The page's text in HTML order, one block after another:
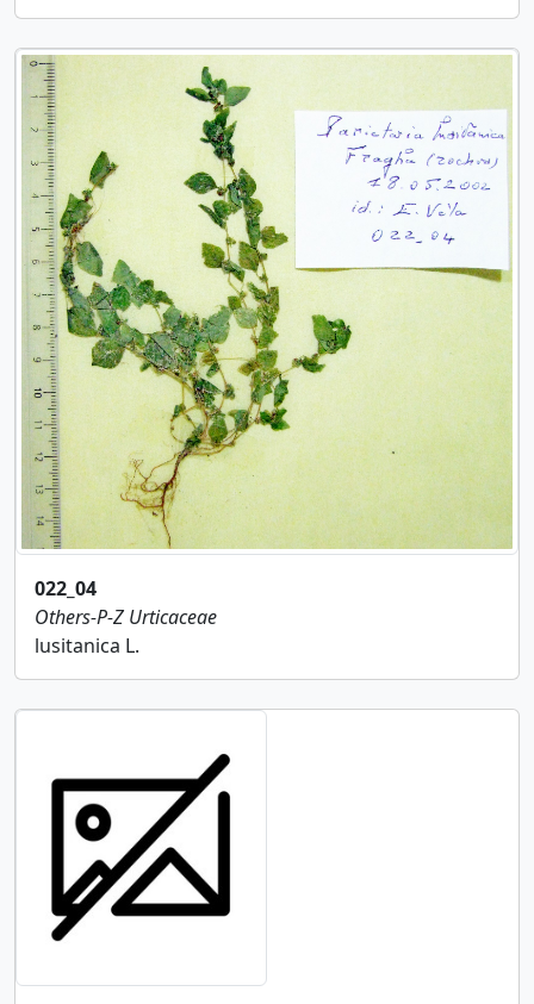
022_04
Others-P-Z Urticaceae
lusitanica L.